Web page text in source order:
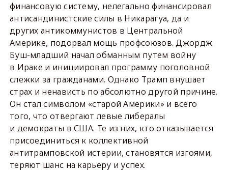
финансовую систему, нелегально финансировал
антисандинистские силы в Никарагуа, да и
других антикоммунистов в Центральной
Америке, подорвал мощь профсоюзов. Джордж
Буш-младший начал обманным путем войну
в Ираке и инициировал программу поголовной
слежки за гражданами. Однако Трамп внушает
страх и ненависть по абсолютно другой причине.
Он стал символом «старой Америки» и всего
того, что отвергают левые либералы
и демократы в США. Те из них, кто отказывается
присоединиться к коллективной
антитрамповской истерии, становятся изгоями,
теряют шанс на карьеру и успех.